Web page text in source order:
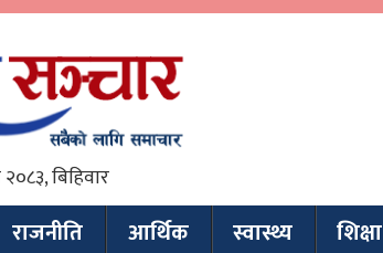
राजनीति आर्थिक स्वास्थ्य शिक्षा